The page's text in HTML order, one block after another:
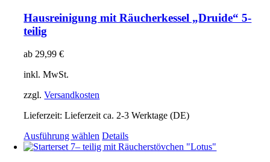
Varianten
auf.
werden
Hausreinigung mit Räucherkessel „Druide“ 5-
teilig
ab29,99€
inkl. MwSt.
zzgl.Versandkosten
Lieferzeit:Lieferzeit ca. 2-3 Werktage (DE)
Ausführung wählen Dieses
Produkt
Details